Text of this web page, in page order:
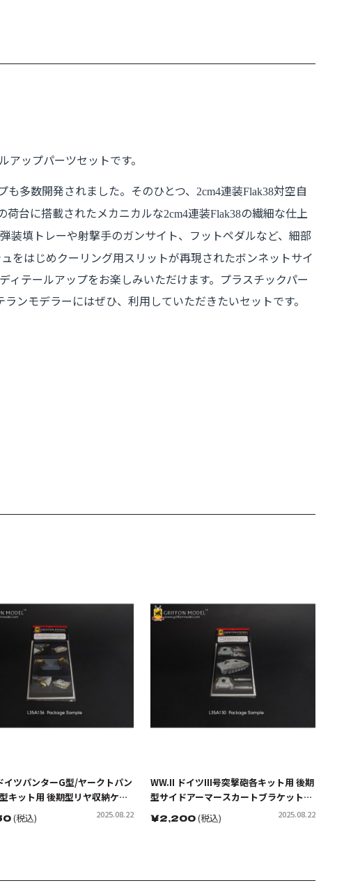
アップパーツセットです。
多数開発されました。そのひとつ、 2cm4連装Flak38対空自
荷台に搭載されたメカニカルな2cm4連装Flak38の繊細な仕上
装填トレーや射撃手のガンサイト、フットペダルなど、細部
をはじめクーリング用スリットが再現されたボンネットサイ
テールアップをお楽しみいただけます。プラスチックパー
ンモデラーにはぜひ、利用していただきたいセットです。
イツパンターG型/ヤークトパン
キット用 後期型リヤ収納ケー
(ドラゴン用)
(税込) 2025.08.22
WW.II ドイツIII号突撃砲各キット用 後期
型サイドアーマースカートブラケットパ
ーツセット(ドラゴン/サイバーホビー用)
￥2,200(税込) 2025.08.22